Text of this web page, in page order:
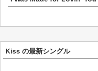
Kiss の最新シングル